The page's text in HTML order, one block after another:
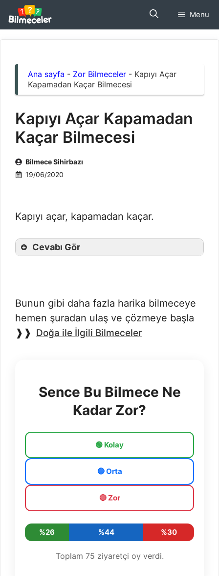
İçeriğe
atla
Menu
Ana sayfa - Zor Bilmeceler - Kapıyı Açar
Kapamadan Kaçar Bilmecesi
Kapıyı Açar Kapamadan
Kaçar Bilmecesi
Bilmece Sihirbazı
19/06/2020
Kapıyı açar, kapamadan kaçar.
Cevabı Gör
Bunun gibi daha fazla harika bilmeceye
hemen şuradan ulaş ve çözmeye başla
❱❱ Doğa ile İlgili Bilmeceler
Sence Bu Bilmece Ne
Kadar Zor?
🟢 Kolay
🔵 Orta
🔴 Zor
%26 %44 %30
Toplam 75 ziyaretçi oy verdi.